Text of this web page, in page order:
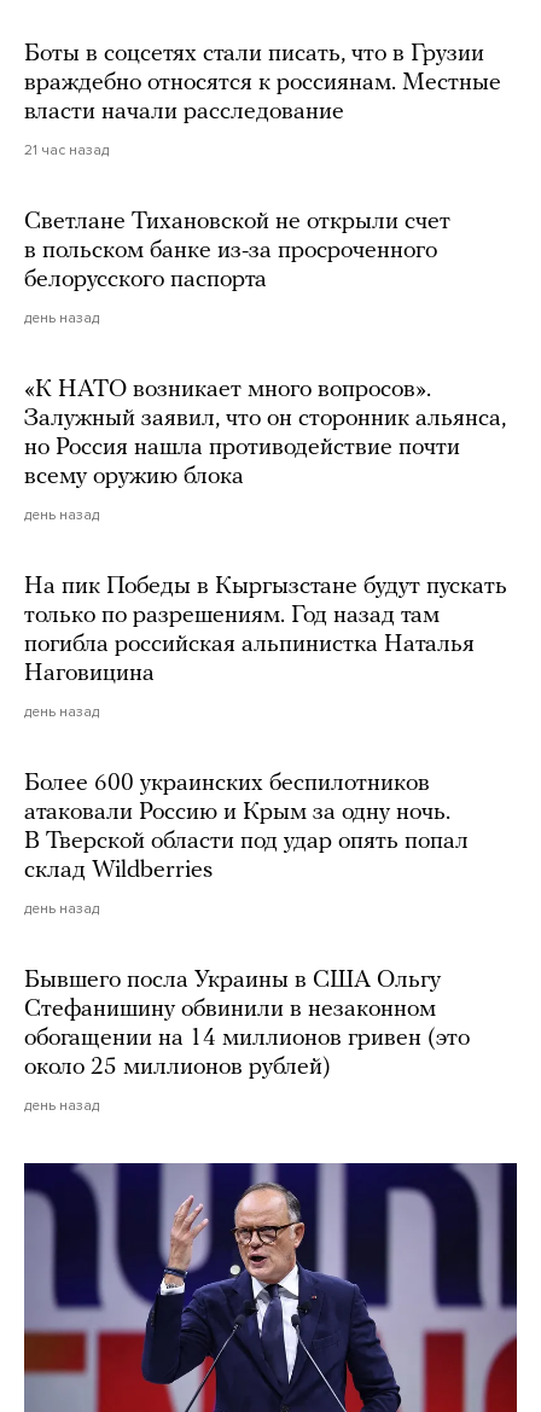
Боты в соцсетях стали писать, что в Грузии
враждебно относятся к россиянам. Местные
власти начали расследование
21 час назад
Светлане Тихановской не открыли счет
в польском банке из-за просроченного
белорусского паспорта
день назад
«К НАТО возникает много вопросов».
Залужный заявил, что он сторонник альянса,
но Россия нашла противодействие почти
всему оружию блока
день назад
На пик Победы в Кыргызстане будут пускать
только по разрешениям. Год назад там
погибла российская альпинистка Наталья
Наговицина
день назад
Более 600 украинских беспилотников
атаковали Россию и Крым за одну ночь.
В Тверской области под удар опять попал
склад Wildberries
день назад
Бывшего посла Украины в США Ольгу
Стефанишину обвинили в незаконном
обогащении на 14 миллионов гривен (это
около 25 миллионов рублей)
день назад